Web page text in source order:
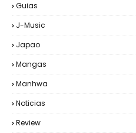
Guias
J-Music
Japao
Mangas
Manhwa
Noticias
Review